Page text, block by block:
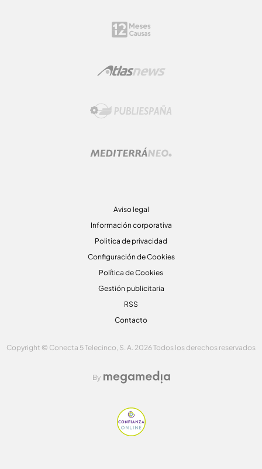
Aviso legal
Información corporativa
Politica de privacidad
Configuración de Cookies
Política de Cookies
Gestión publicitaria
RSS
Contacto
Copyright © Conecta 5 Telecinco, S. A. 2026 Todos los derechos reservados
By